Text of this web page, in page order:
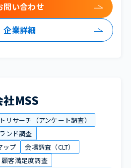
企業詳細
問い合わせ
MSS
リサーチ（アンケート調査）
ンド調査
ップ
会場調査（CLT）
顧客満足度調査